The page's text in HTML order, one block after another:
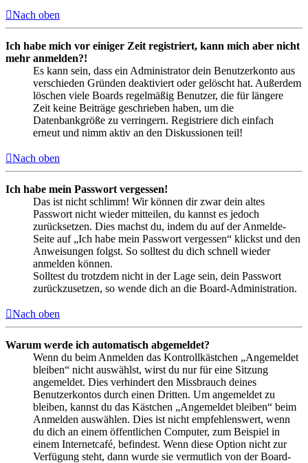
Nach oben
Ich habe mich vor einiger Zeit registriert, kann mich aber nicht
mehr anmelden?!
Es kann sein, dass ein Administrator dein Benutzerkonto aus
verschieden Gründen deaktiviert oder gelöscht hat. Außerdem
löschen viele Boards regelmäßig Benutzer, die für längere
Zeit keine Beiträge geschrieben haben, um die
Datenbankgröße zu verringern. Registriere dich einfach
erneut und nimm aktiv an den Diskussionen teil!
Nach oben
Ich habe mein Passwort vergessen!
Das ist nicht schlimm! Wir können dir zwar dein altes
Passwort nicht wieder mitteilen, du kannst es jedoch
zurücksetzen. Dies machst du, indem du auf der Anmelde-
Seite auf „Ich habe mein Passwort vergessen“ klickst und den
Anweisungen folgst. So solltest du dich schnell wieder
anmelden können.
Solltest du trotzdem nicht in der Lage sein, dein Passwort
zurückzusetzen, so wende dich an die Board-Administration.
Nach oben
Warum werde ich automatisch abgemeldet?
Wenn du beim Anmelden das Kontrollkästchen „Angemeldet
bleiben“ nicht auswählst, wirst du nur für eine Sitzung
angemeldet. Dies verhindert den Missbrauch deines
Benutzerkontos durch einen Dritten. Um angemeldet zu
bleiben, kannst du das Kästchen „Angemeldet bleiben“ beim
Anmelden auswählen. Dies ist nicht empfehlenswert, wenn
du dich an einem öffentlichen Computer, zum Beispiel in
einem Internetcafé, befindest. Wenn diese Option nicht zur
Verfügung steht, dann wurde sie vermutlich von der Board-